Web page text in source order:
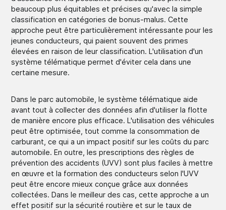
beaucoup plus équitables et précises qu'avec la simple
classification en catégories de bonus-malus. Cette
approche peut être particulièrement intéressante pour les
jeunes conducteurs, qui paient souvent des primes
élevées en raison de leur classification. L'utilisation d'un
système télématique permet d'éviter cela dans une
certaine mesure.
Dans le parc automobile, le système télématique aide
avant tout à collecter des données afin d'utiliser la flotte
de manière encore plus efficace. L'utilisation des véhicules
peut être optimisée, tout comme la consommation de
carburant, ce qui a un impact positif sur les coûts du parc
automobile. En outre, les prescriptions des règles de
prévention des accidents (UVV) sont plus faciles à mettre
en œuvre et la formation des conducteurs selon l'UVV
peut être encore mieux conçue grâce aux données
collectées. Dans le meilleur des cas, cette approche a un
effet positif sur la sécurité routière et sur le taux de